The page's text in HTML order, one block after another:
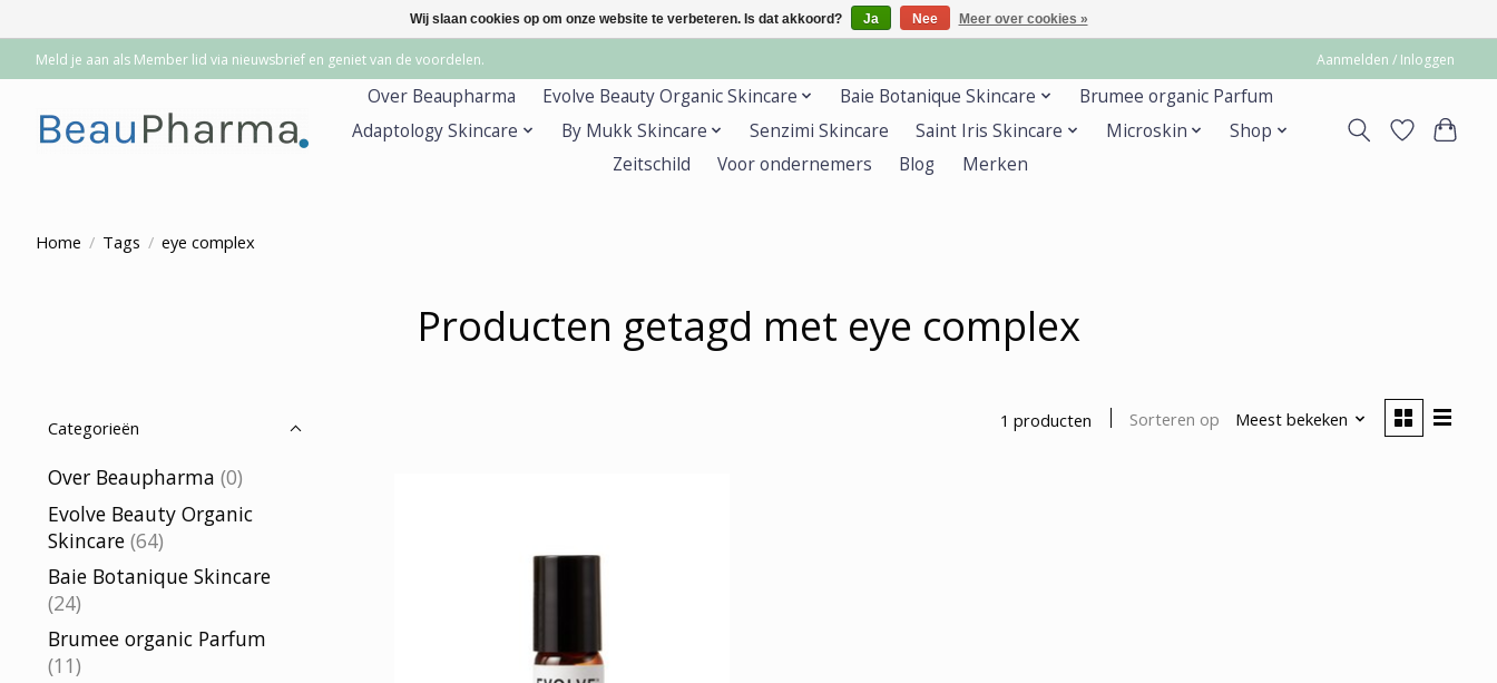
Meld je aan als Member lid via nieuwsbrief en geniet van de voordelen. Aanmelden / Inloggen
Over Beaupharma Evolve Beauty Organic Skincare Baie Botanique Skincare
Brumee organic Parfum
Adaptology Skincare
By Mukk Skincare Senzimi Skincare Saint Iris Skincare Microskin
Shop
Zeitschild
Voor ondernemers Blog Merken
Home / Tags / eye complex
Producten getagd met eye complex
Categorieën
Over Beaupharma (0)
Evolve Beauty Organic
Skincare (64)
Baie Botanique Skincare
(24)
Brumee organic Parfum
(11)
1 producten Sorteren op Meest bekeken
Wij slaan cookies op om onze website te verbeteren. Is dat akkoord? Ja Nee Meer over cookies »